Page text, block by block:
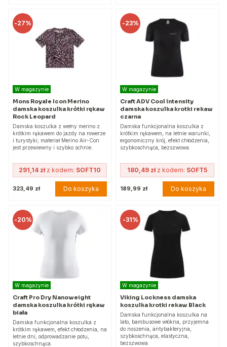
-27%
W magazynie
Mons Royale Icon Merino
damska koszulka krótki rękaw
Rock Leopard
Damska koszulka z wełny merino z
krótkim rękawem do jazdy na rowerze
i turystyki; materiał Merino Air-Con
jest przewiewny i szybko schnie.
291,14 złz kodem: SOFT10
323,49 zł Do koszyka
-23%
W magazynie
Craft ADV Cool Intensity
damska koszulka krotki rekaw
czarna
Damska funkcjonalna koszulka z
krótkim rękawem, na letnie warunki,
ergonomiczny krój, efekt chłodzenia,
szybkoschnąca, bezszwowa.
180,49 złz kodem: SOFT5
189,99 zł Do koszyka
-20%
W magazynie
Craft Pro Dry Nanoweight
damska koszulka krótki rękaw
biała
Damska funkcjonalna koszulka z
krótkim rękawem, efekt chłodzenia, na
letnie dni, odprowadzanie potu,
szybkoschnąca.
-31%
W magazynie
Viking Lockness damska
koszulka krotki rekaw Black
Damska funkcjonalna koszulka na
lato, bambusowe włókna, przyjemna
do noszenia, antybakteryjna,
szybkoschnąca, elastyczna,
bezszwowa.